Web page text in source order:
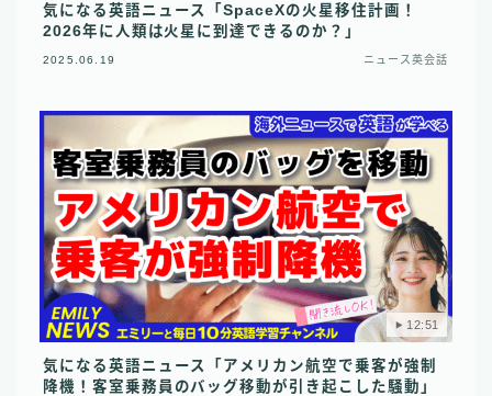
気になる英語ニュース「SpaceXの火星移住計画！
2026年に人類は火星に到達できるのか？」
2025.06.19 ニュース英会話
12:51
気になる英語ニュース「アメリカン航空で乗客が強制
降機！客室乗務員のバッグ移動が引き起こした騒動」